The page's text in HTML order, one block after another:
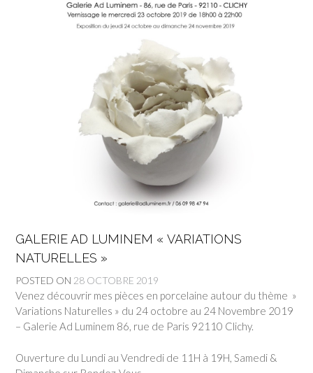
GALERIE AD LUMINEM « VARIATIONS
NATURELLES »
POSTED ON 28 OCTOBRE 2019
Venez découvrir mes pièces en porcelaine autour du thème »
Variations Naturelles » du 24 octobre au 24 Novembre 2019
– Galerie Ad Luminem 86, rue de Paris 92110 Clichy.
Ouverture du Lundi au Vendredi de 11H à 19H, Samedi &